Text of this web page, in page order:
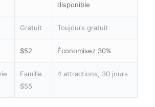
disponible
Gratuit Toujours gratuit
$52 Économisez 30%
Famille
$55
4 attractions, 30 jours